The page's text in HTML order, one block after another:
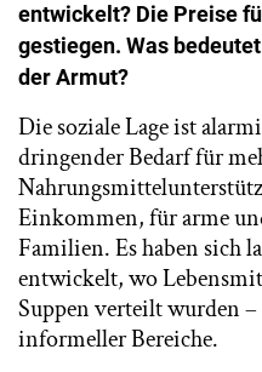
entwickelt? Die Preise
gestiegen. Was
der Armut?
Die soziale Lage ist
dringender Bedarf für
Einkommen, für arme
Familien. Es haben sich
entwickelt, wo
Suppen verteilt wurden
informeller Bereiche.